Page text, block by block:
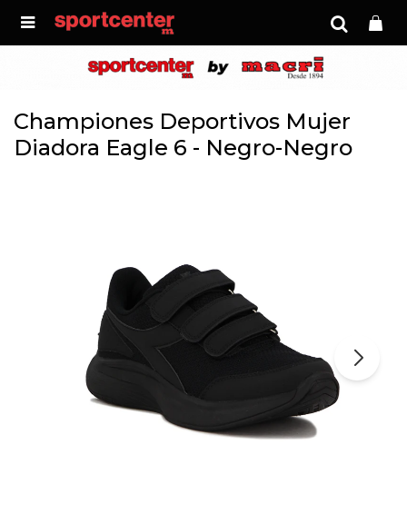

Championes Deportivos Mujer
Diadora Eagle 6 - Negro-Negro